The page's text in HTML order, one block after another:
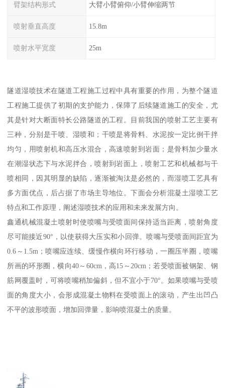
臂架结构形式 大臂小臂俯仰/小臂伸缩两节
喷射垂直高度 15.8m
喷射水平宽度 25m
隧道湿喷技术在隧道工程施工过程中具有重要的作用，为整个隧道
工程施工提供了初期的支护能力，保障了后续隧道施工的安全，尤
其是针对大断面特长公路隧道的工程。目前我国的喷射工艺主要有
三种，分别是干喷、湿喷和；干喷是将骨料、水泥按一定比例干拌
均匀，用喷射机和高压水混合，高速喷射到岩面；是骨料加少量水
在潮湿状态下与水泥拌合，喷射到岩面上，喷射工艺和机械都与干
喷相同，因其明显的缺陷，逐渐被淘汰是必然的，而湿喷工艺具有
多方面优点，后占据了市场主导地位。下面会分析混凝土湿喷工艺
特点和工作原理，阐述湿喷技术的应用和未来发展方向。
鑫通机械混凝土喷射时使喷嘴与受喷面间保持适当距离，喷射角度
尽可能接近90°，以使获得大压实和小回弹。喷嘴与受喷面间距宜为
0.6～1.5m；喷嘴应连续、缓慢作横向环行移动，一圈压半圈，喷嘴
所画的环形圈，横向40～60cm，高15～20cm；若受喷面被钢架、钢
筋网覆盖时，可将喷嘴稍加偏斜，但不宜小于70°。如果喷嘴与受喷
面的角度大小，会形成混凝土物料在受喷面上的滚动，产生出凹凸
不平的波形喷面，增加回弹量，影响喷混凝土的质量。